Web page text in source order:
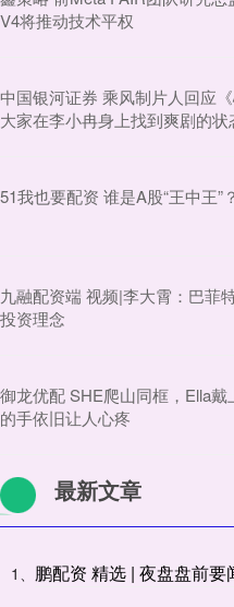
V4将推动技术平权
中国银河证券 乘风制片人回应
大家在李小冉身上找到爽剧的状
51我也要配资 谁是A股“王中王”
九融配资端 视频|李大霄：巴菲
投资理念
御龙优配 SHE爬山同框，Ella
的手依旧让人心疼
最新文章
1、 鹏配资 精选 | 夜盘盘前